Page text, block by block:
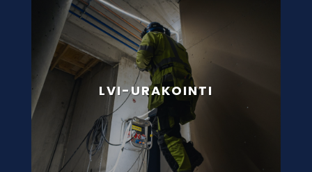
LVI-URAKOINTI